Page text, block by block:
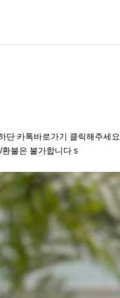
단 카톡바로가기 클릭해주세요
불은 불가합니다 s